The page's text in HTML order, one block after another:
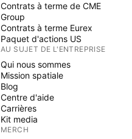
Contrats à terme de CME
Group
Contrats à terme Eurex
Paquet d'actions US
AU SUJET DE L'ENTREPRISE
Qui nous sommes
Mission spatiale
Blog
Centre d'aide
Carrières
Kit media
MERCH